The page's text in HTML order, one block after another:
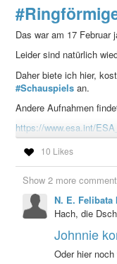
Das war am 17 Februar
Leider sind natürlich
Daher biete ich hier,
#Schauspiels an.
Andere Aufnahmen
https://www.esa.int/
#Spaß #Astronomie
Annular solar
10 Likes
Show 2 more
N. E. Felibata
Hach, die
Johnnie
Oder hier